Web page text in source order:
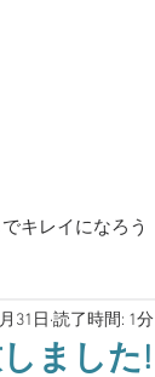
キレイになろう
新型コロナウ
ました!
31日 読了時間: 1分